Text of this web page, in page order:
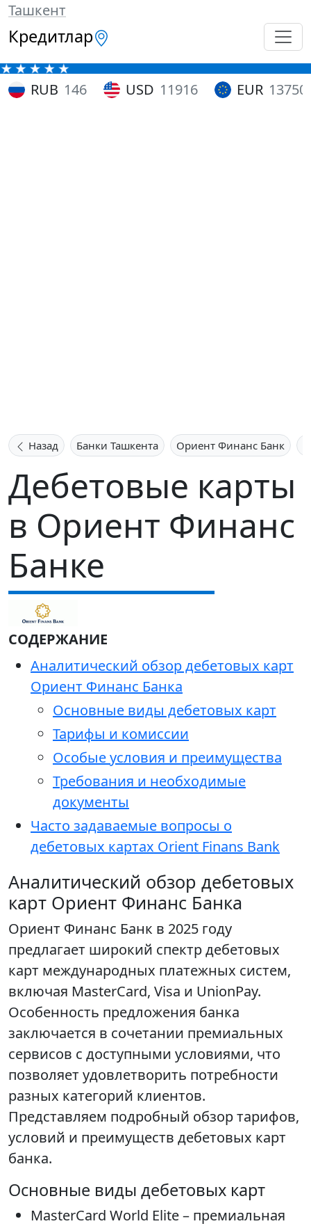
Ташкент
Кредитлар
RUB 146 USD 11916 EUR 13750
Назад Банки Ташкента Ориент Финанс Банк
Дебетовые карты
в Ориент Финанс
Банке
СОДЕРЖАНИЕ
Аналитический обзор дебетовых карт
Ориент Финанс Банка
Основные виды дебетовых карт
Тарифы и комиссии
Особые условия и преимущества
Требования и необходимые
документы
Часто задаваемые вопросы о
дебетовых картах Orient Finans Bank
Аналитический обзор дебетовых
карт Ориент Финанс Банка
Ориент Финанс Банк в 2025 году
предлагает широкий спектр дебетовых
карт международных платежных систем,
включая MasterCard, Visa и UnionPay.
Особенность предложения банка
заключается в сочетании премиальных
сервисов с доступными условиями, что
позволяет удовлетворить потребности
разных категорий клиентов.
Представляем подробный обзор тарифов,
условий и преимуществ дебетовых карт
банка.
Основные виды дебетовых карт
MasterCard World Elite – премиальная